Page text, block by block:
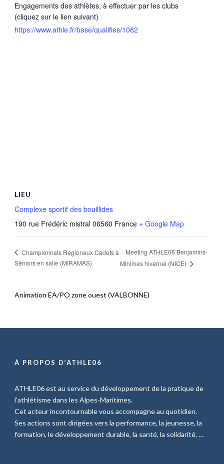
Engagements des athlètes, à effectuer par les clubs
(cliquez sur le lien suivant)
https://www.athle.fr/base/qualifies/1082
LIEU
Complexe sportif des bouillides
190 rue Frédéric mistral 06560 France + Google Map
Championnats Régionaux Cadets à
Séniors en salle (MIRAMAS)
Meeting ATHLE06 Benjamins-
Minimes hivernal (NICE)
Animation EA/PO zone ouest (VALBONNE)
À PROPOS D’ATHLE06
ATHLE06 est au service du développement de la pratique de
l’athlétisme dans les Alpes-Maritimes.
Cet acteur incontournable vous accompagne au quotidien.
Ses actions sont dirigées vers la performance, la jeunesse, la
formation, le développement durable, la santé, la solidarité, …